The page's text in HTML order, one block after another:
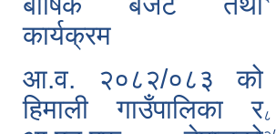
कार्यक्रम
आ.व. २०८२/०८३ को
हिमाली गाउँपालिका र८